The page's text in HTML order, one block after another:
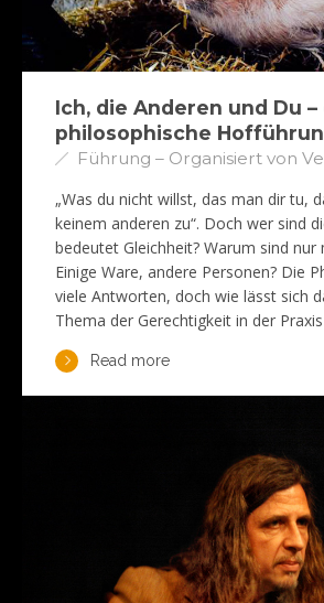
Ich, die Anderen und Du –
philosophische
Führung – Organisiert von
„Was du nicht willst, das man dir tu,
keinem anderen zu“. Doch wer sind
bedeutet Gleichheit? Warum sind nur
Einige Ware, andere Personen? Die
viele Antworten, doch wie lässt sich
Thema der Gerechtigkeit in der
Read more